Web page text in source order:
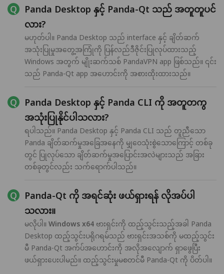
Panda Desktop နှင့် Panda-Qt သည် အတူတူပင်
လား?
မဟုတ်ပါ။ Panda Desktop သည် interface နှင့် ချိတ်ဆက်
အသုံးပြုမှုအတွေ့အကြုံကို ပြန်လည်ဒီဇိုင်းပြုလုပ်ထားသည့်
Windows အတွက် မျိုးဆက်သစ် PandaVPN app ဖြစ်သည်။ ၎င်း
သည် Panda-Qt app အဟောင်းကို အစားထိုးထားသည်။
Panda Desktop နှင့် Panda CLI ကို အတူတကွ
အသုံးပြုနိုင်ပါသလား?
ရပါသည်။ Panda Desktop နှင့် Panda CLI သည် တူညီသော
Panda ချိတ်ဆက်မှုအခြေအနေကို မျှဝေသုံးစွဲသောကြောင့် တစ်ခု
တွင် ပြုလုပ်သော ချိတ်ဆက်မှုအပြောင်းအလဲများသည် အခြား
တစ်ခုတွင်လည်း သက်ရောက်ပါသည်။
Panda-Qt ကို အရင်ဆုံး ဖယ်ရှားရန် လိုအပ်ပါ
သလား။
မလိုပါ။ Windows x64 ဗားရှင်းကို ထည့်သွင်းသည့်အခါ Panda
Desktop ထည့်သွင်းပရိုဂရမ်သည် ဗားရှင်းအသစ်ကို မထည့်သွင်း
မီ Panda-Qt အက်ပ်အဟောင်းကို အလိုအလျောက် ရှာဖွေပြီး
ဖယ်ရှားပေးပါမည်။ ထည့်သွင်းမှုမစတင်မီ Panda-Qt ကို ပိတ်ပါ။